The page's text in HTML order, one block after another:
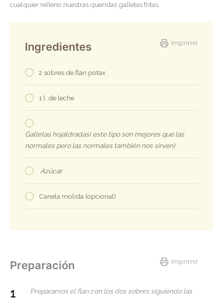
cualquier relleno nuestras queridas galletas fritas.
Imprimir
Ingredientes
2 sobres de flan potax
1 l. de leche
Galletas hojaldradas( este tipo son mejores que las
normales pero las normales también nos sirven)
Azúcar
Canela molida (opcional)
Imprimir
Preparación
Preparamos el flan con los dos sobres siguiendo las